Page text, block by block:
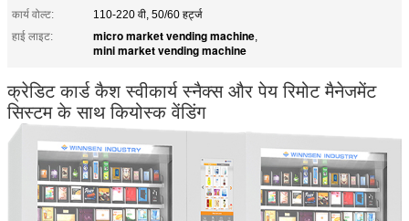
कार्य वोल्ट:
110-220 वी, 50/60 हर्ट्ज
हाई लाइट:
micro market vending machine,
mini market vending machine
क्रेडिट कार्ड कैश स्वीकार्य स्नैक्स और पेय रिमोट मैनेजमेंट
सिस्टम के साथ कियोस्क वेंडिंग